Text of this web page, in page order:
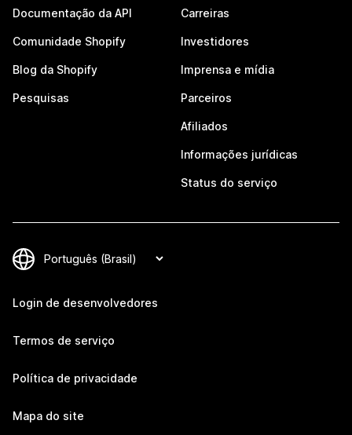
Documentação da API
Comunidade Shopify
Blog da Shopify
Pesquisas
Carreiras
Investidores
Imprensa e mídia
Parceiros
Afiliados
Informações jurídicas
Status do serviço
Login de desenvolvedores
Termos de serviço
Política de privacidade
Mapa do site